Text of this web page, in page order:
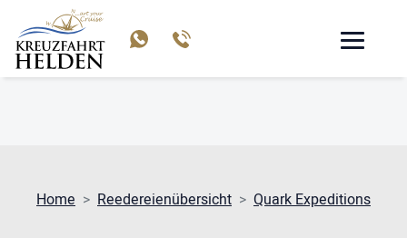
Home Reedereienübersicht Quark Expeditions